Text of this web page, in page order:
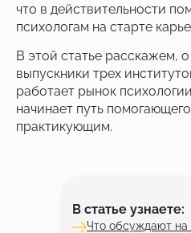
что в действительности
психологам на старте
В этой статье расскажем,
выпускники трех
работает рынок
начинает путь
практикующим.
В статье узнаете:
Что обсуждают на